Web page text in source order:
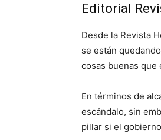
Editorial
Desde la Revista
se están
cosas buenas que
En términos de
escándalo, sin
pillar si el